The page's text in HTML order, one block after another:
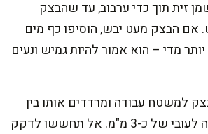
זית תוך כדי ערבוב, עד שהבצק
אם הבצק מעט יבש, הוסיפו כף מים
מדי – הוא אמור להיות גמיש ונעים
למשטח עבודה ומרדדים אותו בין
שני ניירות אפייה לעובי של כ-3 מ"מ. אל תחששו לדקק